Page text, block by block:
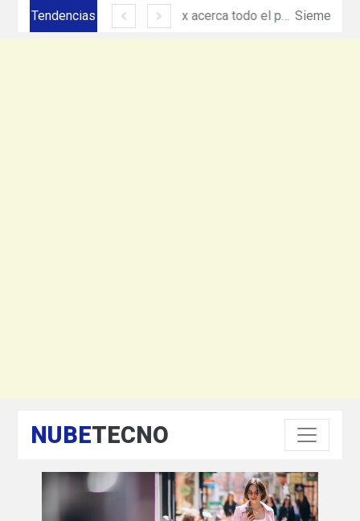
Tendencias
Siemens México amplía su presencia en Ciudad Juárez con inversión de más de 330 mdp Equinix acerca todo el poder de cómputo e inteligencia artificial de NVIDIA DGX con nuevo servicio
NUBETECNO